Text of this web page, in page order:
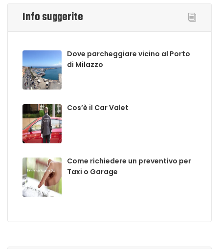
Info suggerite
Dove parcheggiare vicino al Porto
di Milazzo
Cos’è il Car Valet
Come richiedere un preventivo per
Taxi o Garage